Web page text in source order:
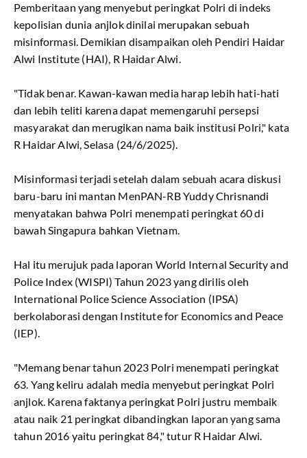
Pemberitaan yang menyebut peringkat Polri di indeks
kepolisian dunia anjlok dinilai merupakan sebuah
misinformasi. Demikian disampaikan oleh Pendiri Haidar
Alwi Institute (HAI), R Haidar Alwi.
"Tidak benar. Kawan-kawan media harap lebih hati-hati
dan lebih teliti karena dapat memengaruhi persepsi
masyarakat dan merugikan nama baik institusi Polri," kata
R Haidar Alwi, Selasa (24/6/2025).
Misinformasi terjadi setelah dalam sebuah acara diskusi
baru-baru ini mantan MenPAN-RB Yuddy Chrisnandi
menyatakan bahwa Polri menempati peringkat 60 di
bawah Singapura bahkan Vietnam.
Hal itu merujuk pada laporan World Internal Security and
Police Index (WISPI) Tahun 2023 yang dirilis oleh
International Police Science Association (IPSA)
berkolaborasi dengan Institute for Economics and Peace
(IEP).
"Memang benar tahun 2023 Polri menempati peringkat
63. Yang keliru adalah media menyebut peringkat Polri
anjlok. Karena faktanya peringkat Polri justru membaik
atau naik 21 peringkat dibandingkan laporan yang sama
tahun 2016 yaitu peringkat 84," tutur R Haidar Alwi.